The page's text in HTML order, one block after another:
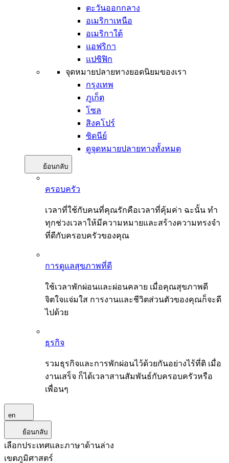
ตะวันออกกลาง
อเมริกาเหนือ
อเมริกาใต้
แอฟริกา
แปซิฟิก
จุดหมายปลายทางยอดนิยมของเรา
กรุงเทพ
ภูเก็ต
โซล
สิงคโปร์
ซิดนีย์
ดูจุดหมายปลายทางทั้งหมด
ย้อนกลับ
ครอบครัว
เวลาที่ใช้กับคนที่คุณรักคือเวลาที่คุ้มค่า ฉะนั้น ทำ
ทุกช่วงเวลาให้มีความหมายและสร้างความทรงจำ
ที่ดีกับครอบครัวของคุณ
การดูแลสุขภาพที่ดี
ใช้เวลาพักผ่อนและผ่อนคลาย เมื่อคุณสุขภาพดี
จิตใจแจ่มใส การงานและชีวิตส่วนตัวของคุณก็จะดี
ไปด้วย
ธุรกิจ
รวมธุรกิจและการพักผ่อนไว้ด้วยกันอย่างไร้ที่ติ เมื่อ
งานเสร็จ ก็ได้เวลาสานสัมพันธ์กับครอบครัวหรือ
เพื่อนๆ
en
ย้อนกลับ
เลือกประเทศและภาษาด้านล่าง
เขตภูมิศาสตร์